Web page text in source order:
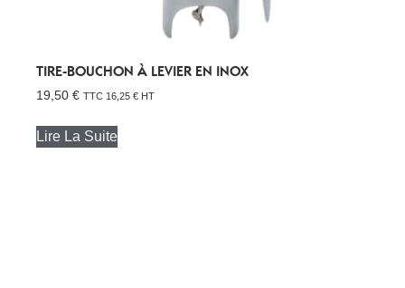
TIRE-BOUCHON À LEVIER EN INOX
19,50 € TTC 16,25 € HT
Lire La Suite